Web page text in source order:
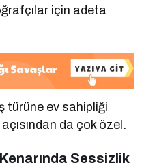
için adeta
türüne ev sahipliği
da çok özel.
Sessizlik